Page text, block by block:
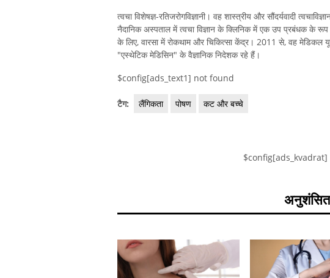
त्वचा विशेषज्ञ-रतिजरोगविज्ञानी। वह शास्त्रीय और सौंदर्यवादी
नैदानिक ​​अस्पताल में त्वचा विज्ञान के क्लिनिक में एक उप प्रबंधक के
के लिए, वारसा में रोकथाम और चिकित्सा केंद्र। 2011 से, वह मेडिकल
"एस्थेटिक मेडिसिन" के वैज्ञानिक निदेशक रहे हैं।
$config[ads_text1] not found
टैग: लैंगिकता पोषण कट और बच्चे
अनुशंसित